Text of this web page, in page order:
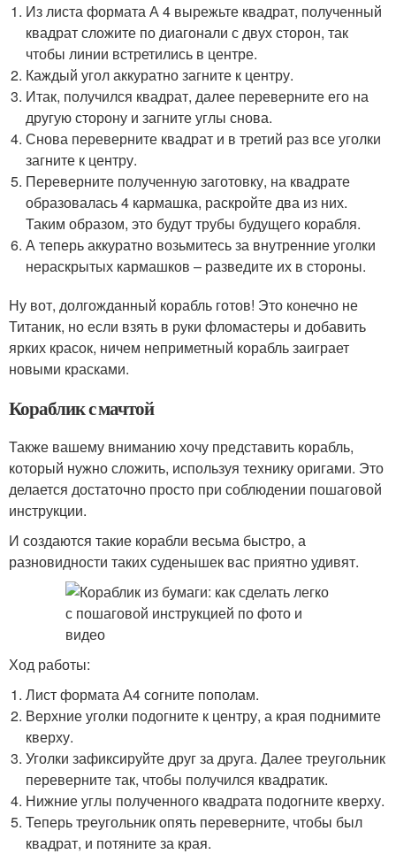
Из листа формата А 4 вырежьте квадрат, полученный
квадрат сложите по диагонали с двух сторон, так
чтобы линии встретились в центре.
Каждый угол аккуратно загните к центру.
Итак, получился квадрат, далее переверните его на
другую сторону и загните углы снова.
Снова переверните квадрат и в третий раз все уголки
загните к центру.
Переверните полученную заготовку, на квадрате
образовалась 4 кармашка, раскройте два из них.
Таким образом, это будут трубы будущего корабля.
А теперь аккуратно возьмитесь за внутренние уголки
нераскрытых кармашков – разведите их в стороны.
Ну вот, долгожданный корабль готов! Это конечно не
Титаник, но если взять в руки фломастеры и добавить
ярких красок, ничем неприметный корабль заиграет
новыми красками.
Кораблик с мачтой
Также вашему вниманию хочу представить корабль,
который нужно сложить, используя технику оригами. Это
делается достаточно просто при соблюдении пошаговой
инструкции.
И создаются такие корабли весьма быстро, а
разновидности таких суденышек вас приятно удивят.
Ход работы:
Лист формата А4 согните пополам.
Верхние уголки подогните к центру, а края поднимите
кверху.
Уголки зафиксируйте друг за друга. Далее треугольник
переверните так, чтобы получился квадратик.
Нижние углы полученного квадрата подогните кверху.
Теперь треугольник опять переверните, чтобы был
квадрат, и потяните за края.